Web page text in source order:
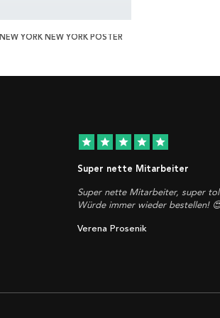
NEW YORK NEW YORK POSTER
star star star star star
Super nette Mitarbeiter
Super nette Mitarbeiter, super
Würde immer wieder bestellen!
Verena Prosenik